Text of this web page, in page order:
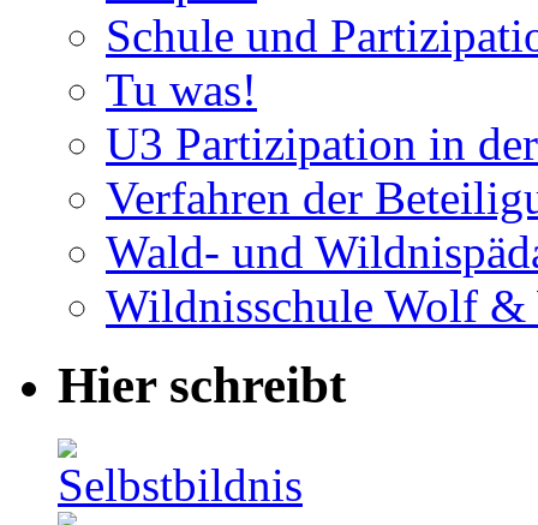
Schule und
Tu was!
U3 Partizipation in
Verfahren der
Wald- und
Wildnisschule Wolf &
Hier schreibt